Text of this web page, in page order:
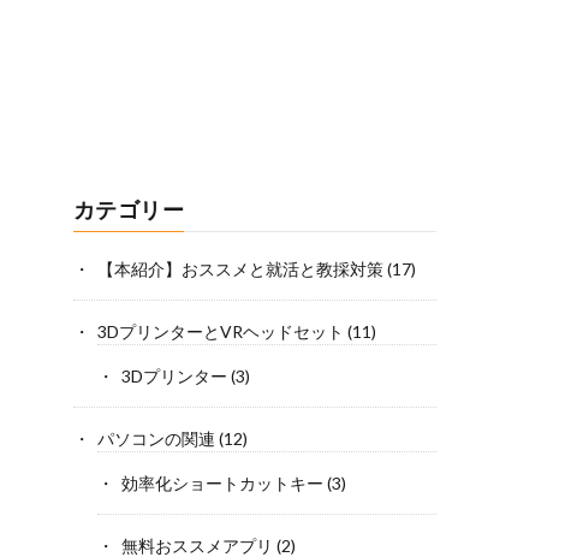
カテゴリー
【本紹介】おススメと就活と教採対策(17)
3DプリンターとVRヘッドセット (11)
3Dプリンター (3)
パソコンの関連 (12)
効率化ショートカットキー (3)
無料おススメアプリ (2)